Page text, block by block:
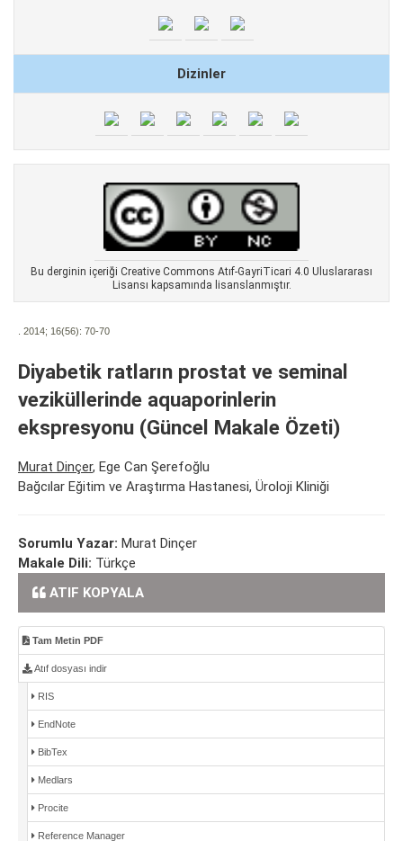
Dizinler
Bu derginin içeriği Creative Commons Atıf-GayriTicari 4.0 Uluslararası
Lisansı kapsamında lisanslanmıştır.
. 2014; 16(56): 70-70
Diyabetik ratların prostat ve seminal
veziküllerinde aquaporinlerin
ekspresyonu (Güncel Makale Özeti)
Murat Dinçer, Ege Can Şerefoğlu
Bağcılar Eğitim ve Araştırma Hastanesi, Üroloji Kliniği
Sorumlu Yazar: Murat Dinçer
Makale Dili: Türkçe
ATIF KOPYALA
Tam Metin PDF
Atıf dosyası indir
RIS
EndNote
BibTex
Medlars
Procite
Reference Manager